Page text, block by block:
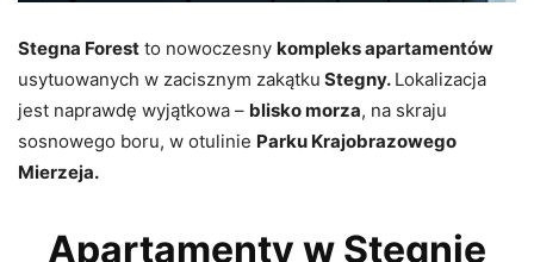
Stegna Forest to nowoczesny kompleks apartamentów
usytuowanych w zacisznym zakątku Stegny. Lokalizacja
jest naprawdę wyjątkowa – blisko morza, na skraju
sosnowego boru, w otulinie Parku Krajobrazowego
Mierzeja.
Apartamenty w Stegnie